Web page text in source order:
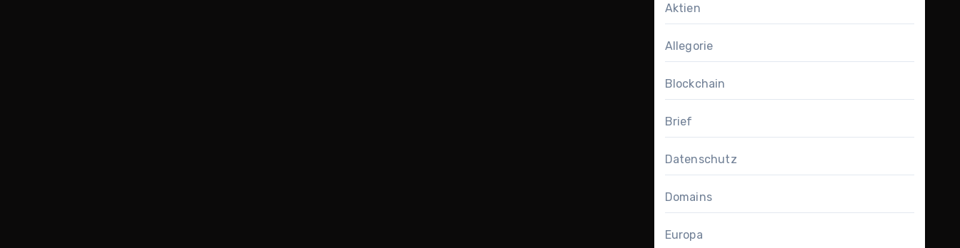
Aktien
Allegorie
Blockchain
Brief
Datenschutz
Domains
Europa